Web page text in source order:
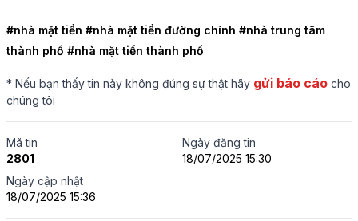
#nhà mặt tiền #nhà mặt tiền đường chính #nhà trung tâm
thành phố #nhà mặt tiền thành phố
* Nếu bạn thấy tin này không đúng sự thật hãy gửi báo cáo cho
chúng tôi
Mã tin
2801
Ngày đăng tin
18/07/2025 15:30
Ngày cập nhật
18/07/2025 15:36